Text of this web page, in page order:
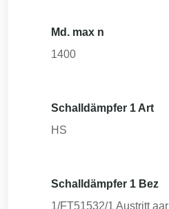
Md. max n
1400
Schalldämpfer 1 Art
HS
Schalldämpfer 1 Bez
1/FT51532/1 Austritt aar